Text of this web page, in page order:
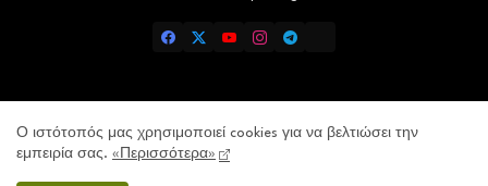
Home Επικοινωνία
Πολιτική Απορρήτου
Gaiaelliniki.gr
Lamiatimes.gr
Ο ιστότοπός μας χρησιμοποιεί cookies για να βελτιώσει την
εμπειρία σας. «Περισσότερα»